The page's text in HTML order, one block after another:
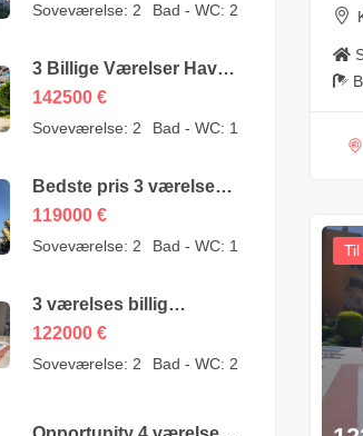
Soveværelse: 2 Bad - WC: 2
3 Billige Værelser Have
Duplex til salg i Kestel
142500 €
Soveværelse: 2 Bad - WC: 1
Bedste pris 3 værelses
billig lejlighed til salg i
119000 €
Soveværelse: 2 Bad - WC: 1
3 værelses billig
lejlighed til salg i
122000 €
Soveværelse: 2 Bad - WC: 2
Til